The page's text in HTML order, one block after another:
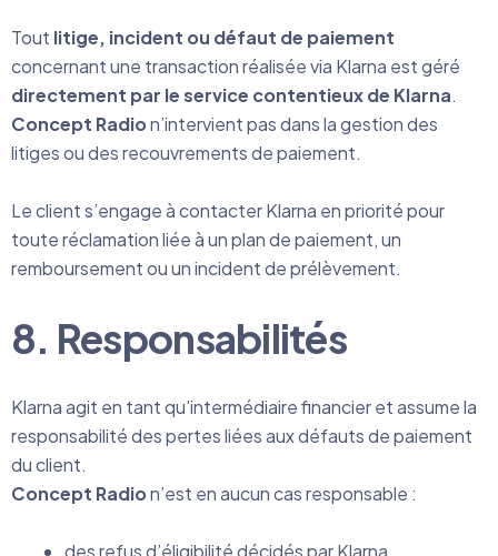
Tout litige, incident ou défaut de paiement
concernant une transaction réalisée via Klarna est géré
directement par le service contentieux de Klarna.
Concept Radion’intervient pas dans la gestion des
litiges ou des recouvrements de paiement.
Le client s’engage à contacter Klarna en priorité pour
toute réclamation liée à un plan de paiement, un
remboursement ou un incident de prélèvement.
8. Responsabilités
Klarna agit en tant qu’intermédiaire financier et assume la
responsabilité des pertes liées aux défauts de paiement
du client.
Concept Radion’est en aucun cas responsable :
des refus d’éligibilité décidés par Klarna,